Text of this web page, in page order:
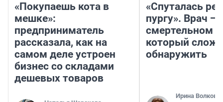
«Покупаешь кота в
мешке»:
предприниматель
рассказала, как на
самом деле устроен
бизнес со складами
дешевых товаров
«Спуталась
пургу». Врач —
смертельном
который
обнаружить
Ирина Волкова